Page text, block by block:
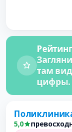
там
цифры.
5,0